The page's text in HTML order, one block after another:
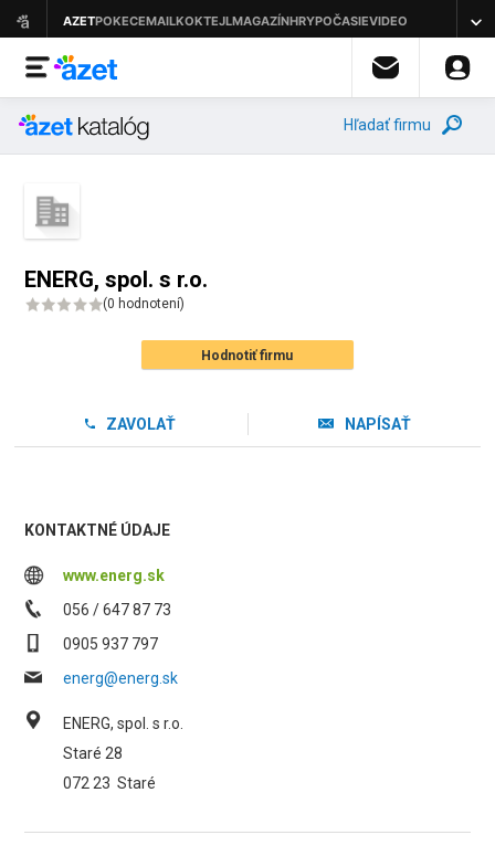
Hľadať firmu
ENERG, spol. s r.o.
(0 hodnotení)
Hodnotiť firmu
ZAVOLAŤ NAPÍSAŤ
KONTAKTNÉ ÚDAJE
www.energ.sk
056 / 647 87 73
0905 937 797
energ@energ.sk
ENERG, spol. s r.o.
Staré 28
072 23 Staré